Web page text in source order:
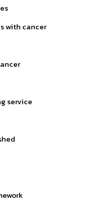
with cancer
service